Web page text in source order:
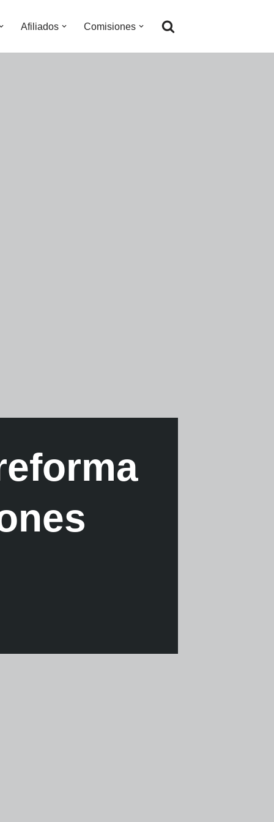
Afiliados Comisiones